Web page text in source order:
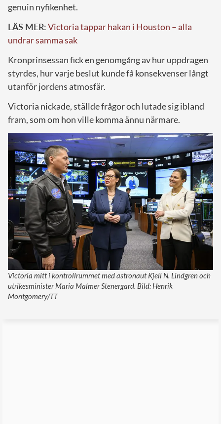
genuin nyfikenhet.
LÄS MER:Victoria tappar hakan i Houston – alla
undrar samma sak
Kronprinsessan fick en genomgång av hur uppdragen
styrdes, hur varje beslut kunde få konsekvenser långt
utanför jordens atmosfär.
Victoria nickade, ställde frågor och lutade sig ibland
fram, som om hon ville komma ännu närmare.
Victoria mitt i kontrollrummet med astronaut Kjell N. Lindgren och
utrikesminister Maria Malmer Stenergard. Bild: Henrik
Montgomery/TT